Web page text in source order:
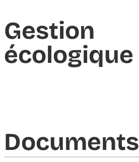
Gestion
écologique
Documents​